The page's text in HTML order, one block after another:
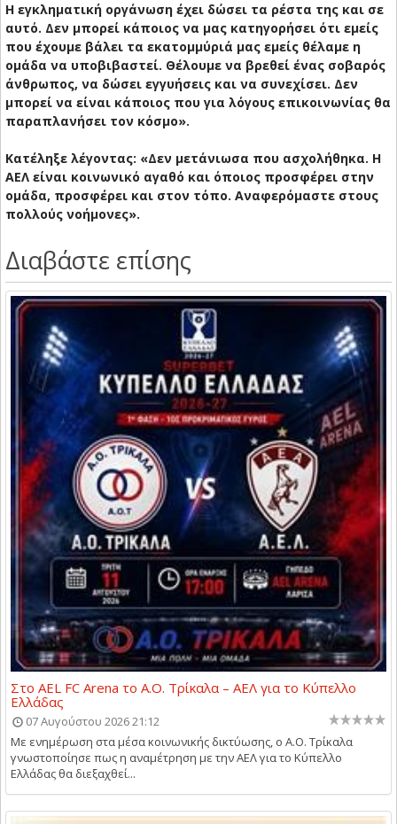
Η εγκληματική οργάνωση έχει δώσει τα ρέστα της και σε
αυτό. Δεν μπορεί κάποιος να μας κατηγορήσει ότι εμείς
που έχουμε βάλει τα εκατομμύριά μας εμείς θέλαμε η
ομάδα να υποβιβαστεί. Θέλουμε να βρεθεί ένας σοβαρός
άνθρωπος, να δώσει εγγυήσεις και να συνεχίσει. Δεν
μπορεί να είναι κάποιος που για λόγους επικοινωνίας θα
παραπλανήσει τον κόσμο».
Κατέληξε λέγοντας: «Δεν μετάνιωσα που ασχολήθηκα. Η
ΑΕΛ είναι κοινωνικό αγαθό και όποιος προσφέρει στην
ομάδα, προσφέρει και στον τόπο. Αναφερόμαστε στους
πολλούς νοήμονες».
Διαβάστε επίσης
Στο AEL FC Arena το Α.Ο. Τρίκαλα – ΑΕΛ για το Κύπελλο
Ελλάδας
07 Αυγούστου 2026 21:12
Με ενημέρωση στα μέσα κοινωνικής δικτύωσης, ο Α.Ο. Τρίκαλα
γνωστοποίησε πως η αναμέτρηση με την ΑΕΛ για το Κύπελλο
Ελλάδας θα διεξαχθεί...